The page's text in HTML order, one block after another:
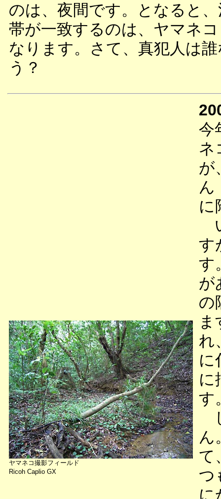
のは、夜間です。となると
帯が一致するのは、ヤマネ
なります。さて、真犯人は
う？
ヤマネコ撮影フィールド
Ricoh Caplio GX
今
ネ
が
ん
に
す
す
が
の
れ
に
に
す
ん
て
つ
に